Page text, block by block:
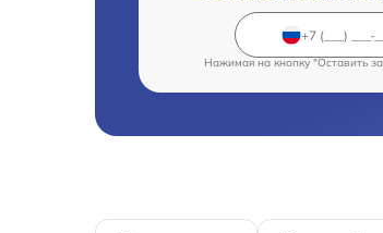
Нажимая на кнопку "Оставить